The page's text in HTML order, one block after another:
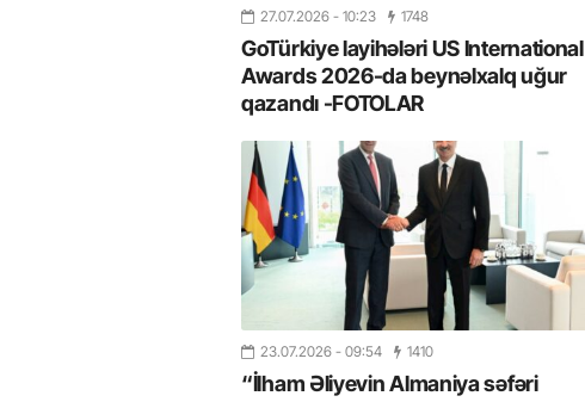
27.07.2026 - 10:23 1748
GoTürkiye layihələri US International
Awards 2026-da beynəlxalq uğur
qazandı -FOTOLAR
23.07.2026 - 09:54 1410
“İlham Əliyevin Almaniya səfəri